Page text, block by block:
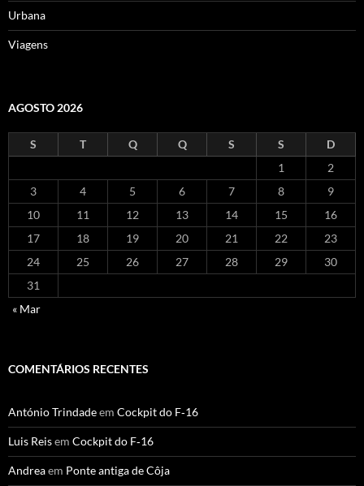
Urbana
Viagens
AGOSTO 2026
S T Q Q S S
D
1
2
3
4 5 6 7 8
9
10
11 12 13 14 15
16
17
18 19 20 21 22
23
24
25 26 27 28 29
30
31
« Mar
COMENTÁRIOS RECENTES
António Trindadeem Cockpit do F‑16
Luis Reisem Cockpit do F‑16
Andreaem Ponte antiga de Côja